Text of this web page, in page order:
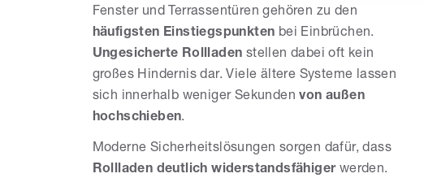
Fenster und Terrassentüren gehören zu den
häufigsten Einstiegspunkten bei Einbrüchen.
Ungesicherte Rollladen stellen dabei oft kein
großes Hindernis dar. Viele ältere Systeme lassen
sich innerhalb weniger Sekundenvon außen
hochschieben.
Moderne Sicherheitslösungen sorgen dafür, dass
Rollladen deutlich widerstandsfähigerwerden.